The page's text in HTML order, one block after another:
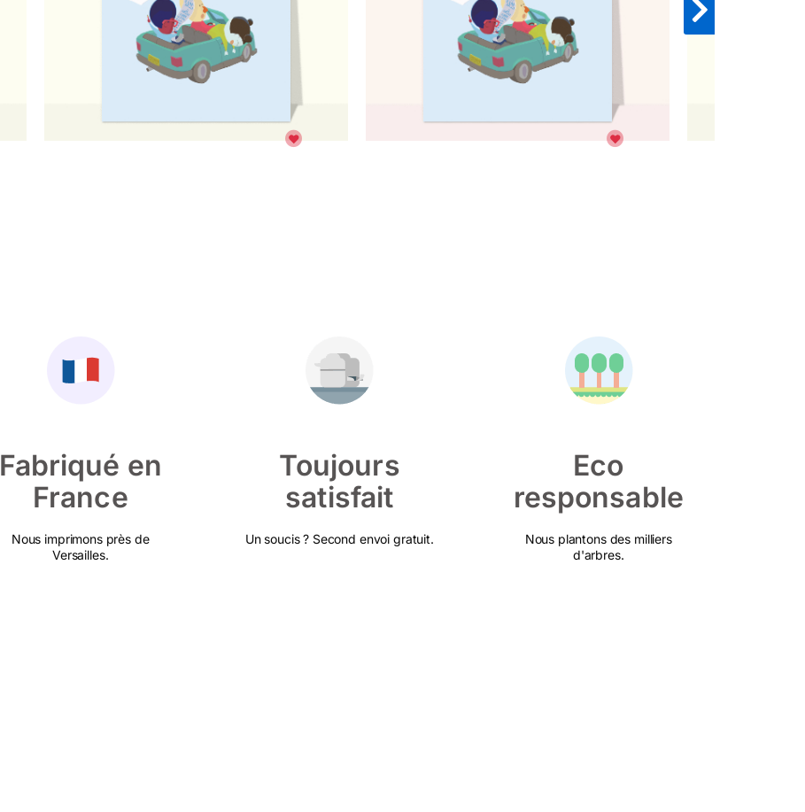
Fabriqué en
France
Nous imprimons près de
Versailles.
Toujours
satisfait
Un soucis ? Second envoi gratuit.
Eco
responsable
Nous plantons des milliers
d'arbres.